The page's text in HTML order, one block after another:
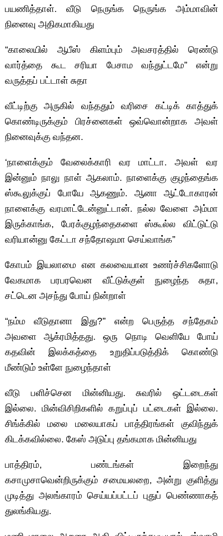
பயணித்தாள். வீடு நெருங்க நெருங்க அம்மாவின்
நினைவு அதிகமாகியது
“காலையில் ஆபீஸ் கிளம்பும் அவசரத்தில் ரெண்டு
வார்த்தை கூட சரியா பேசாம வந்துட்டமே” என்று
வருத்தப் பட்டாள் சுதா
வீட்டிற்கு அருகில் வந்ததும் வரிசை கட்டிக் காத்துக்
கொண்டிருக்கும் பிரச்னைகள் ஒவ்வொன்றாக அவள்
நினைவுக்கு வந்தன.
‘நாளைக்கும் வேலைக்காரி வர மாட்டா. அவள் வர
இன்னும் நாலு நாள் ஆகலாம். நாளைக்கு குழந்தைங்க
ஸ்கூலுக்குப் போயே ஆகணும். ஆனா ஆட்டோகாரன்
நாளைக்கு வரமாட்டேன்னுட்டான். நல்ல வேளை அம்மா
இருக்காங்க, பேரக்குழந்தைகளை ஸ்கூல்ல விட்டுட்டு
வரியான்னு கேட்டா சந்தோஷமா செய்வாங்க”
கோபம் இயலாமை என கலவையான உணர்ச்சிகளோடு
வேகமாக பரபரவென வீட்டுக்குள் நுழைந்த சுதா,
சட்டென அசந்து போய் நின்றாள்
“நம்ம வீடுதானா இது?” என்ற பெருத்த சந்தேகம்
அவளை ஆக்ரமித்தது. ஒரு நொடி வெளியே போய்
கதவின் இலக்கத்தை உறுதிப்படுத்திக் கொண்டு
மீண்டும் உள்ளே நுழைந்தாள்
வீடு பளிச்சென மின்னியது. சுவரில் ஒட்டடைகள்
இல்லை. மின்விசிறிகளில் கறுப்புப் பட்டைகள் இல்லை.
சிங்க்கில் மலை மலையாகப் பாத்திரங்கள் குவிந்துக்
கிடக்கவில்லை. கேஸ் அடுப்பு தங்கமாக மின்னியது
பாத்திரம், பண்டங்கள் இறைந்து
கசாமுசாவென்றிருக்கும் சமையலறை, அன்று குளித்து
முடித்து அலங்காரம் செய்யப்பட்டப் புதுப் பெண்ணாகத்
துலங்கியது.